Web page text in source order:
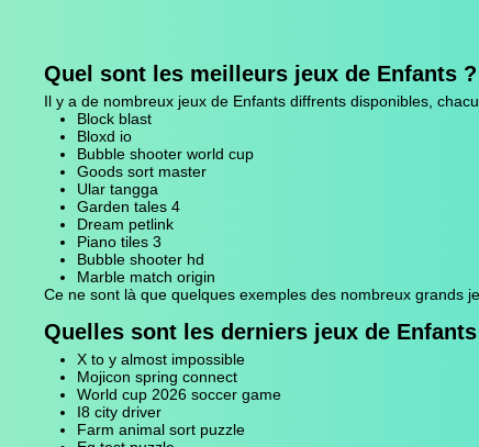
Quel sont les meilleurs jeux de Enfants ?
Il y a de nombreux jeux de Enfants diffrents disponibles,
Block blast
Bloxd io
Bubble shooter world cup
Goods sort master
Ular tangga
Garden tales 4
Dream petlink
Piano tiles 3
Bubble shooter hd
Marble match origin
Ce ne sont là que quelques exemples des nombreux grands
Quelles sont les derniers jeux de
X to y almost impossible
Mojicon spring connect
World cup 2026 soccer game
I8 city driver
Farm animal sort puzzle